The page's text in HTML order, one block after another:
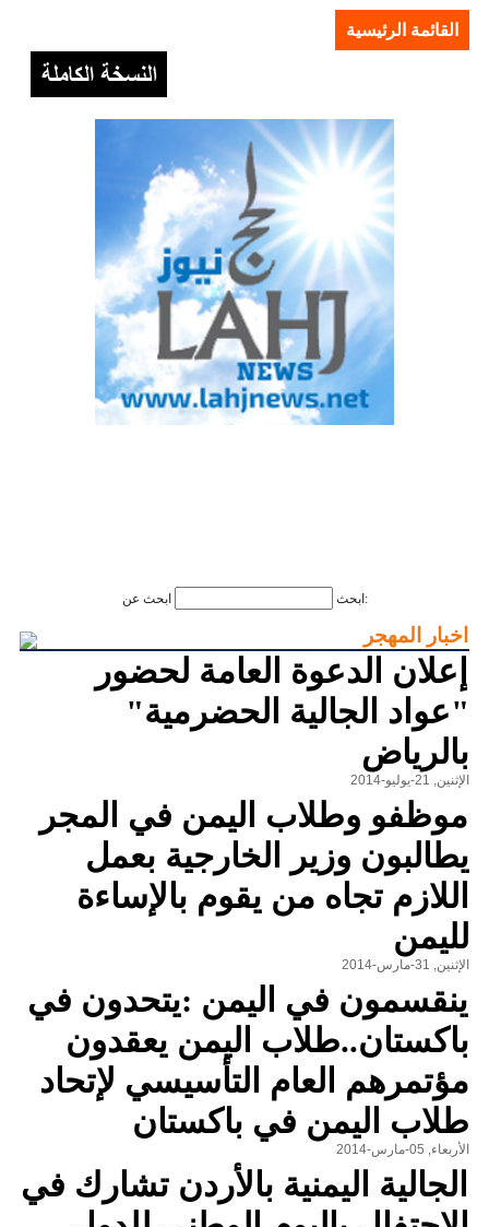
القائمة الرئيسية
ابحث ابحث عن:
اخبار المهجر
إعلان الدعوة العامة لحضور
"عواد الجالية الحضرمية"
بالرياض
الإثنين, 21-يوليو-2014
موظفو وطلاب اليمن في المجر
يطالبون وزير الخارجية بعمل
اللازم تجاه من يقوم بالإساءة
لليمن
الإثنين, 31-مارس-2014
ينقسمون في اليمن :يتحدون في
باكستان..طلاب اليمن يعقدون
مؤتمرهم العام التأسيسي لإتحاد
طلاب اليمن في باكستان
الأربعاء, 05-مارس-2014
الجالية اليمنية بالأردن تشارك في